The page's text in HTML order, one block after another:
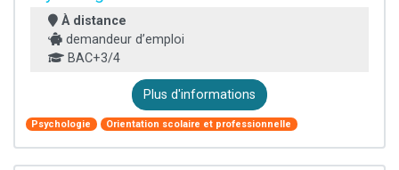
À distance
demandeur d’emploi
BAC+3/4
Plus d'informations
Psychologie Orientation scolaire et professionnelle